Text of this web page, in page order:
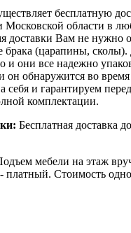
бесплатную
области в
доставки Вам не нужно
брака (царапины, сколы).
и они все надежно
он обнаружится во
себя и гарантируем
комплектации.
Бесплатная доставка
мебели на этаж
платный. Стоимость